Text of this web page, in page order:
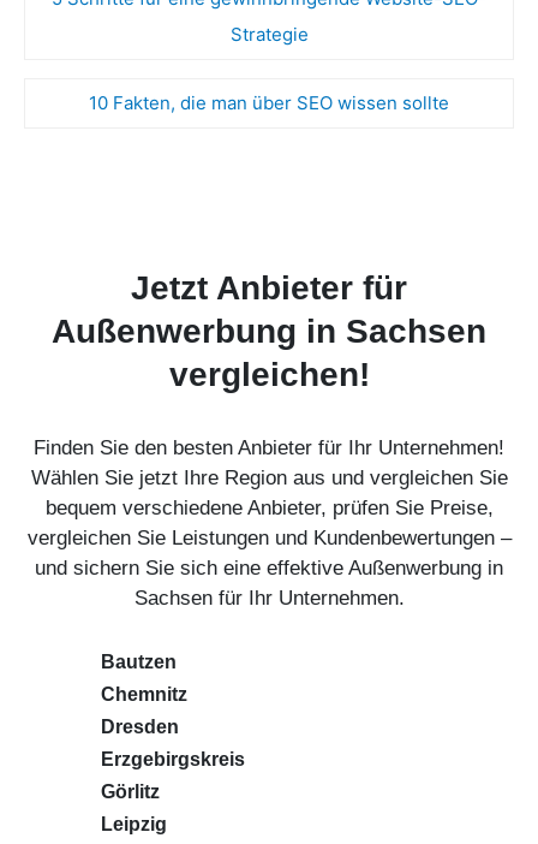
Strategie
10 Fakten, die man über SEO wissen sollte
Jetzt Anbieter für
Außenwerbung in Sachsen
vergleichen!
Finden Sie den besten Anbieter für Ihr Unternehmen!
Wählen Sie jetzt Ihre Region aus und vergleichen Sie
bequem verschiedene Anbieter, prüfen Sie Preise,
vergleichen Sie Leistungen und Kundenbewertungen –
und sichern Sie sich eine effektive Außenwerbung in
Sachsen für Ihr Unternehmen.
Bautzen
Chemnitz
Dresden
Erzgebirgskreis
Görlitz
Leipzig